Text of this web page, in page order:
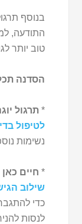
בנוסף
התודעה,
טוב יותר
הסדנה
*תרגול
לטיפול
נשימות
* חיים
שילוב
כדי
לנסות